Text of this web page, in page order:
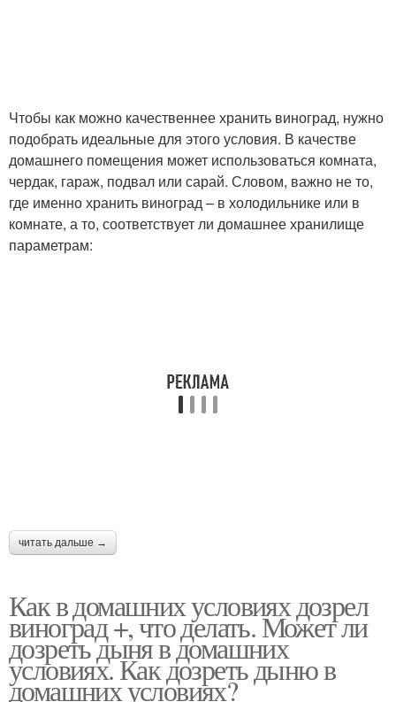
Заготовки из незрелого
винограда
Вина из винограда
Вино из неспелого
Вина из недозревшего
винограда
Виноград к хранению
Чтобы как можно качественнее хранить виноград, нужно
подобрать идеальные для этого условия. В качестве
домашнего помещения может использоваться комната,
чердак, гараж, подвал или сарай. Словом, важно не то,
где именно хранить виноград – в холодильнике или в
комнате, а то, соответствует ли домашнее хранилище
параметрам:
читать дальше →
Как в домашних условиях дозрел
виноград +, что делать. Может ли
дозреть дыня в домашних
условиях. Как дозреть дыню в
домашних условиях?